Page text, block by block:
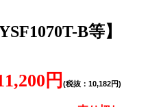
B等】
円 (税抜：10,182円)